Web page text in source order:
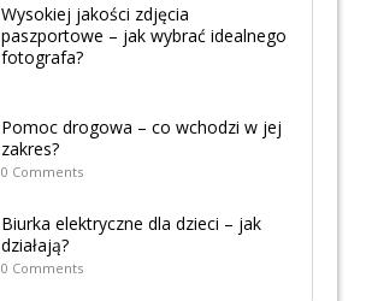
Wysokiej jakości zdjęcia
paszportowe – jak wybrać idealnego
fotografa?
Pomoc drogowa – co wchodzi w jej
zakres?
0 Comments
Biurka elektryczne dla dzieci – jak
działają?
0 Comments